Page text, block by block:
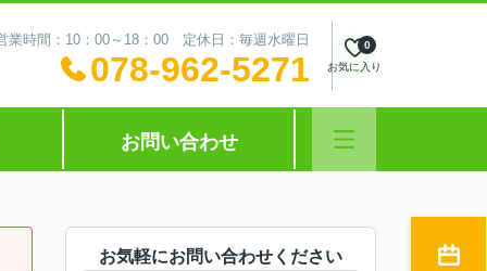
業時間：10：00～18：00 定休日：毎週水曜日
078-962-5271 お気に入り
0
お問い合わせ
お気軽にお問い合わせください